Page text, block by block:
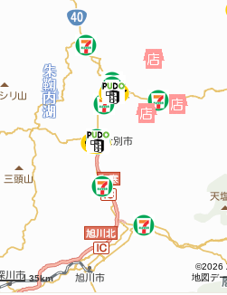
35km
©2026
地図デ